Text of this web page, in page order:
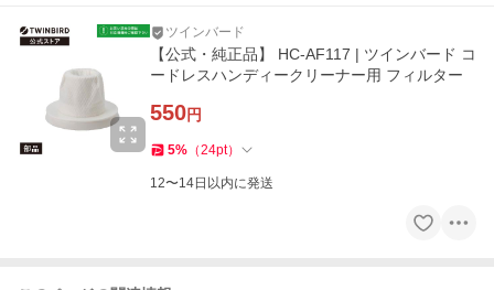
ツインバード
【公式・純正品】 HC-AF117 | ツインバード コ
ードレスハンディークリーナー用 フィルター
550円
5% （24pt）
12〜14日以内に発送